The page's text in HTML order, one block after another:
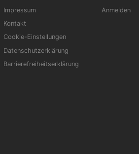
Fußbereichsmenü
Impressum
Kontakt
Cookie-Einstellungen
Datenschutzerklärung
Barrierefreiheitserklärung
Anmelden